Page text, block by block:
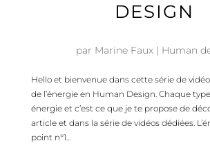
DESIGN
par Marine Faux | Human
Hello et bienvenue dans cette série de
de l’énergie en Human Design. Chaque
énergie et c’est ce que je te propose de
article et dans la série de vidéos dédiées.
point n°1...